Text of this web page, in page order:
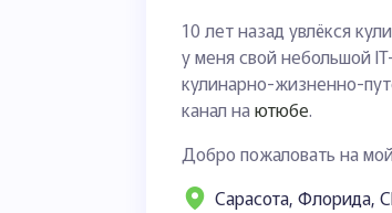
10 лет назад увлёкся
у меня свой небольшой
кулинарно-жизненно-
канал на ютюбе.
Добро пожаловать на
Сарасота, Флорида,